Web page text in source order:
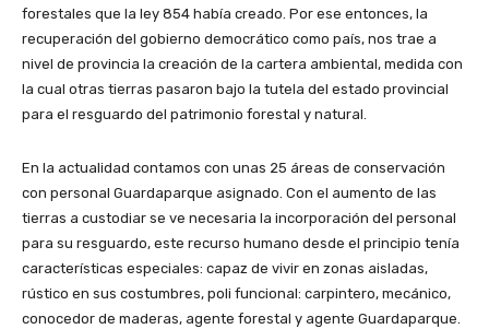
forestales que la ley 854 había creado. Por ese entonces, la
recuperación del gobierno democrático como país, nos trae a
nivel de provincia la creación de la cartera ambiental, medida con
la cual otras tierras pasaron bajo la tutela del estado provincial
para el resguardo del patrimonio forestal y natural.
En la actualidad contamos con unas 25 áreas de conservación
con personal Guardaparque asignado. Con el aumento de las
tierras a custodiar se ve necesaria la incorporación del personal
para su resguardo, este recurso humano desde el principio tenía
características especiales: capaz de vivir en zonas aisladas,
rústico en sus costumbres, poli funcional: carpintero, mecánico,
conocedor de maderas, agente forestal y agente Guardaparque.